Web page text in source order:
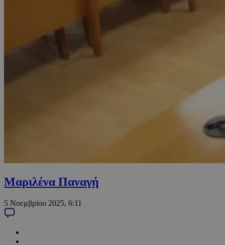
Μαριλένα Παναγή
5 Νοεμβρίου 2025, 6:11